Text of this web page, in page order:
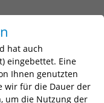
hat auch
eingebettet. Eine
Ihnen genutzten
wir für die Dauer der
um die Nutzung der